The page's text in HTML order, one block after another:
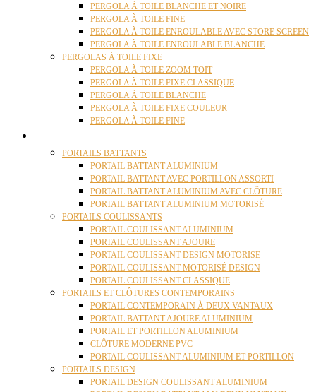
PERGOLA À TOILE BLANCHE ET NOIRE
PERGOLA À TOILE FINE
PERGOLA À TOILE ENROULABLE AVEC STORE SCREEN
PERGOLA À TOILE ENROULABLE BLANCHE
PERGOLAS À TOILE FIXE
PERGOLA À TOILE ZOOM TOIT
PERGOLA À TOILE FIXE CLASSIQUE
PERGOLA À TOILE BLANCHE
PERGOLA À TOILE FIXE COULEUR
PERGOLA À TOILE FINE
PORTAILS BATTANTS
PORTAIL BATTANT ALUMINIUM
PORTAIL BATTANT AVEC PORTILLON ASSORTI
PORTAIL BATTANT ALUMINIUM AVEC CLÔTURE
PORTAIL BATTANT ALUMINIUM MOTORISÉ
PORTAILS COULISSANTS
PORTAIL COULISSANT ALUMINIUM
PORTAIL COULISSANT AJOURE
PORTAIL COULISSANT DESIGN MOTORISE
PORTAIL COULISSANT MOTORISÉ DESIGN
PORTAIL COULISSANT CLASSIQUE
PORTAILS ET CLÔTURES CONTEMPORAINS
PORTAIL CONTEMPORAIN À DEUX VANTAUX
PORTAIL BATTANT AJOURE ALUMINIUM
PORTAIL ET PORTILLON ALUMINIUM
CLÔTURE MODERNE PVC
PORTAIL COULISSANT ALUMINIUM ET PORTILLON
PORTAILS DESIGN
PORTAIL DESIGN COULISSANT ALUMINIUM